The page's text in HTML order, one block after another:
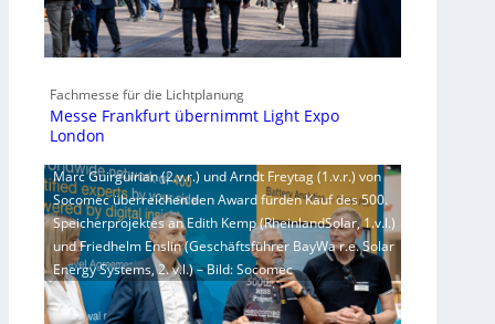
Fachmesse für die Lichtplanung
Messe Frankfurt übernimmt Light Expo
London
Marc Guirguirian (2.v.r.) und Arndt Freytag (1.v.r.) von
Socomec überreichen den Award fürden Kauf des 500.
Speicherprojektes an Edith Kemp (RheinlandSolar, 1.v.l.)
und Friedhelm Enslin (Geschäftsführer BayWa r.e. Solar
Energy Systems, 2. v.l.) – Bild: Socomec